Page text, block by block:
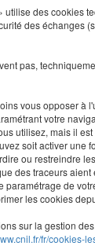
utilise des cookies
des échanges
pas,
vous opposer à
votre
utilisez, mais il
soit activer une
ou restreindre
des traceurs aient
paramétrage de
les cookies
sur la gestion
fr/cookies-